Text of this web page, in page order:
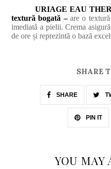
URIAGE EAU
textură bogată – are o
imediată a pielii. Crema
de ore și reprezintă o bază
SHARE
SHARE
PIN IT
YOU MAY